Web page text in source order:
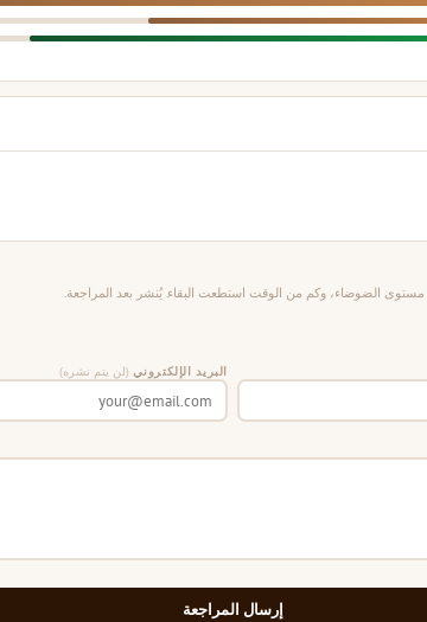
مستوى الضوضاء، وكم من الوقت استطعت البقاء. يُنشر بعد المراجعة.
البريد الإلكتروني (لن يتم نشره)
إرسال المراجعة